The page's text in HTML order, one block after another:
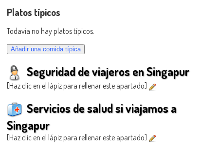
Platos típicos
Todavía no hay platos típicos.
Seguridad de viajeros en Singapur
[Haz clic en el lápiz para rellenar este apartado]
Servicios de salud si viajamos a
Singapur
[Haz clic en el lápiz para rellenar este apartado]